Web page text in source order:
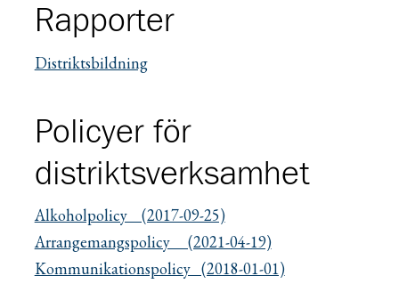
Rapporter
Distriktsbildning
Policyer för
distriktsverksamhet
Alkoholpolicy (2017-09-25)
Arrangemangspolicy (2021-04-19)
Kommunikationspolicy (2018-01-01)